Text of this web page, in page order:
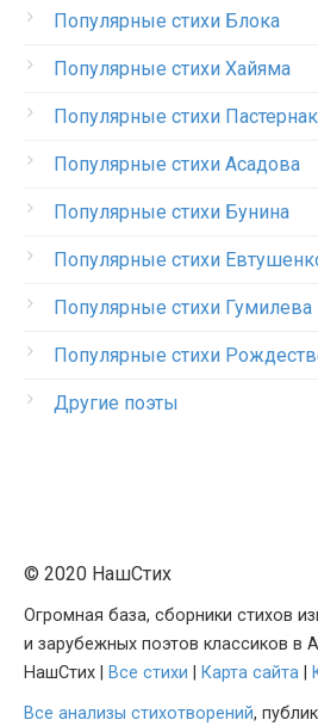
Популярные стихи Блока
Популярные стихи Хайяма
Популярные стихи
Популярные стихи Асадова
Популярные стихи Бунина
Популярные стихи
Популярные стихи Гумилева
Популярные стихи
Другие поэты
© 2020 НашСтих
Огромная база, сборники стихов
и зарубежных поэтов классиков в
НашСтих |
Все стихи Карта сайта
Все анализы стихотворений,